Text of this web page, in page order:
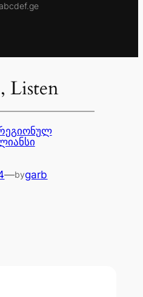
Listen
—bygarb